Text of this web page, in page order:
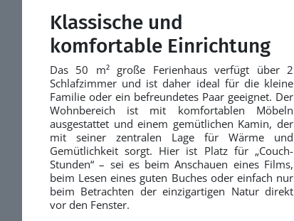
Klassische und
komfortable Einrichtung
Das 50 m² große Ferienhaus verfügt über 2
Schlafzimmer und ist daher ideal für die kleine
Familie oder ein befreundetes Paar geeignet. Der
Wohnbereich ist mit komfortablen Möbeln
ausgestattet und einem gemütlichen Kamin, der
mit seiner zentralen Lage für Wärme und
Gemütlichkeit sorgt. Hier ist Platz für „Couch-
Stunden“ – sei es beim Anschauen eines Films,
beim Lesen eines guten Buches oder einfach nur
beim Betrachten der einzigartigen Natur direkt
vor den Fenster.